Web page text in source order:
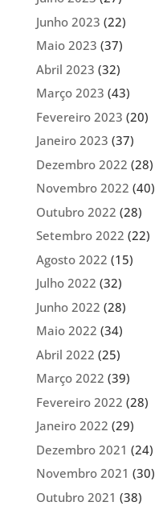
Junho 2023 (22)
Maio 2023 (37)
Abril 2023 (32)
Março 2023 (43)
Fevereiro 2023 (20)
Janeiro 2023 (37)
Dezembro 2022 (28)
Novembro 2022 (40)
Outubro 2022 (28)
Setembro 2022 (22)
Agosto 2022 (15)
Julho 2022 (32)
Junho 2022 (28)
Maio 2022 (34)
Abril 2022 (25)
Março 2022 (39)
Fevereiro 2022 (28)
Janeiro 2022 (29)
Dezembro 2021 (24)
Novembro 2021 (30)
Outubro 2021 (38)